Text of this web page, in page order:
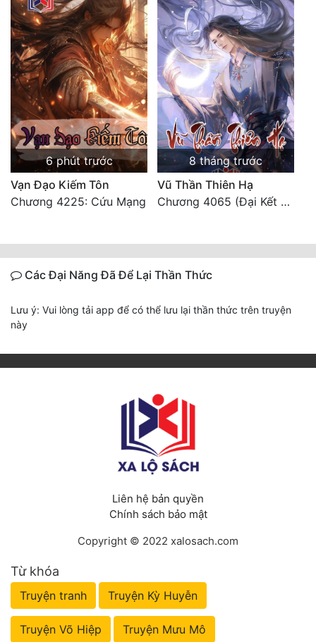
6 phút trước
Vạn Đạo Kiếm Tôn
Chương 4225: Cứu Mạng
8 tháng trước
Vũ Thần Thiên Hạ
Chương 4065 (Đại Kết Cục)
Các Đại Năng Đã Để Lại Thần Thức
Lưu ý: Vui lòng tải app để có thể lưu lại thần thức trên truyện
này
Liên hệ bản quyền
Chính sách bảo mật
Copyright © 2022 xalosach.com
Từ khóa
Truyện tranh Truyện Kỳ Huyễn
Truyện Võ Hiệp Truyện Mưu Mô